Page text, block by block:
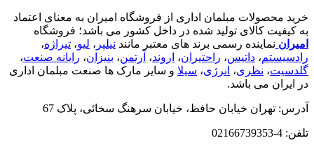
خرید محصولات مبلمان اداری از فروشگاه امیران به معنای اعتماد
به کیفیت کالای تولید شده در داخل کشور می باشد؛ فروشگاه
امیران نماینده رسمی برند های معتبر مانند نیلپر ، لیو، تیراژه،
رادسیستم، داتیس، راحتیران، اروند، آرتمن، بنیزان، رایانه صنعت،
گلدسیت، نظری، انرژی، سیلا و سایر مارک ها صنعت مبلمان اداری
در ایران می باشد.
آدرس: تهران خیابان حافظ، خیابان سرهنگ سخائی، پلاک 67
تلفن: 4-02166739353